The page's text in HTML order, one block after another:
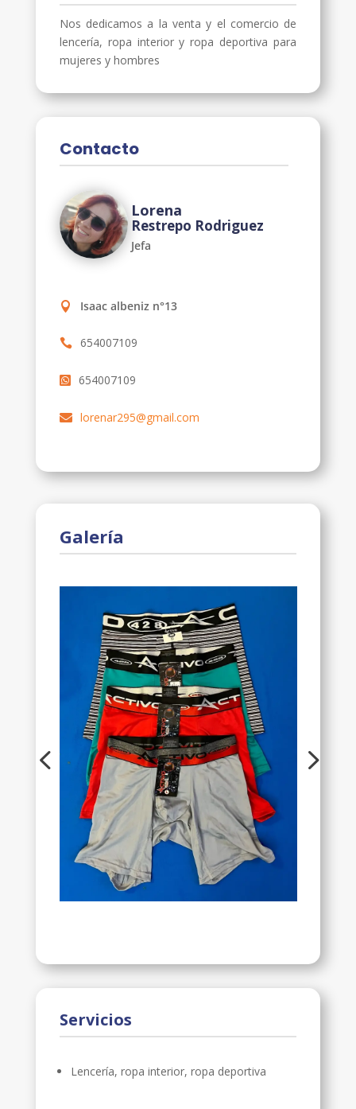
Nos dedicamos a la venta y el comercio de
lencería, ropa interior y ropa deportiva para
mujeres y hombres
Contacto
Lorena
Restrepo Rodriguez
Jefa
Isaac albeniz n°13
654007109
654007109
lorenar295@gmail.com
Galería
Servicios
Lencería, ropa interior, ropa deportiva